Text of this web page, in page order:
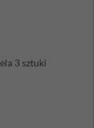
3 sztuki